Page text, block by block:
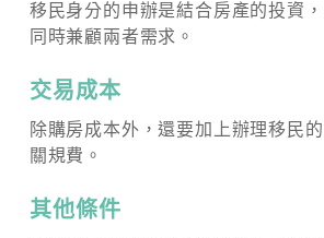
移民身分的申辦是結合房產的投資
同時兼顧兩者需求。
交易成本
除購房成本外，還要加上辦理移民
關規費。
其他條件